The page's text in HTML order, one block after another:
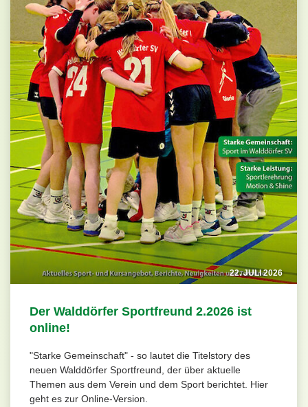
22. JULI 2026
Der Walddörfer Sportfreund 2.2026 ist
online!
"Starke Gemeinschaft" - so lautet die Titelstory des
neuen Walddörfer Sportfreund, der über aktuelle
Themen aus dem Verein und dem Sport berichtet. Hier
geht es zur Online-Version.